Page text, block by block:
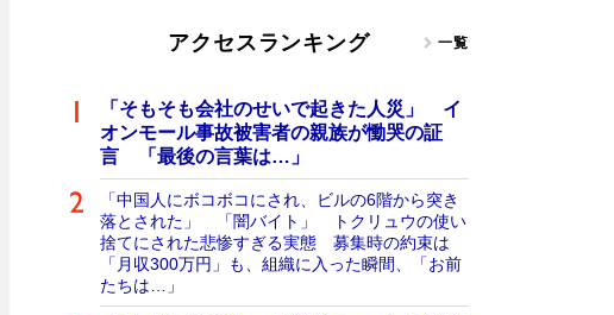
アクセスランキング 一覧
「そもそも会社のせいで起きた人災」 イ
オンモール事故被害者の親族が慟哭の証
言 「最後の言葉は…」
「中国人にボコボコにされ、ビルの6階から突き
落とされた」 「闇バイト」 トクリュウの使い
捨てにされた悲惨すぎる実態 募集時の約束は
「月収300万円」も、組織に入った瞬間、「お前
たちは…」